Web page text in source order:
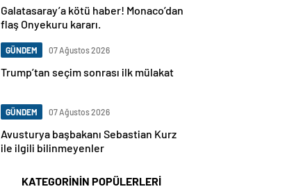
Galatasaray’a kötü haber! Monaco’dan
flaş Onyekuru kararı.
GÜNDEM 07 Ağustos 2026
Trump’tan seçim sonrası ilk mülakat
GÜNDEM 07 Ağustos 2026
Avusturya başbakanı Sebastian Kurz
ile ilgili bilinmeyenler
KATEGORİNİN POPÜLERLERİ